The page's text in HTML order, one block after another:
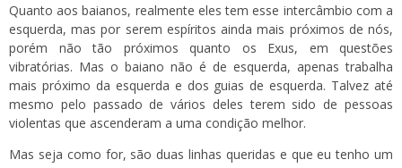
Quanto aos baianos, realmente eles tem esse intercâmbio com a
esquerda, mas por serem espíritos ainda mais próximos de nós,
porém não tão próximos quanto os Exus, em questões
vibratórias. Mas o baiano não é de esquerda, apenas trabalha
mais próximo da esquerda e dos guias de esquerda. Talvez até
mesmo pelo passado de vários deles terem sido de pessoas
violentas que ascenderam a uma condição melhor.
Mas seja como for, são duas linhas queridas e que eu tenho um